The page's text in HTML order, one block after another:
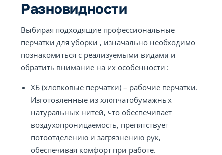
Разновидности
Выбирая подходящие профессиональные
перчатки для уборки , изначально необходимо
познакомиться с реализуемыми видами и
обратить внимание на их особенности :
ХБ (хлопковые перчатки) – рабочие перчатки.
Изготовленные из хлопчатобумажных
натуральных нитей, что обеспечивает
воздухопроницаемость, препятствует
потоотделению и загрязнению рук,
обеспечивая комфорт при работе.